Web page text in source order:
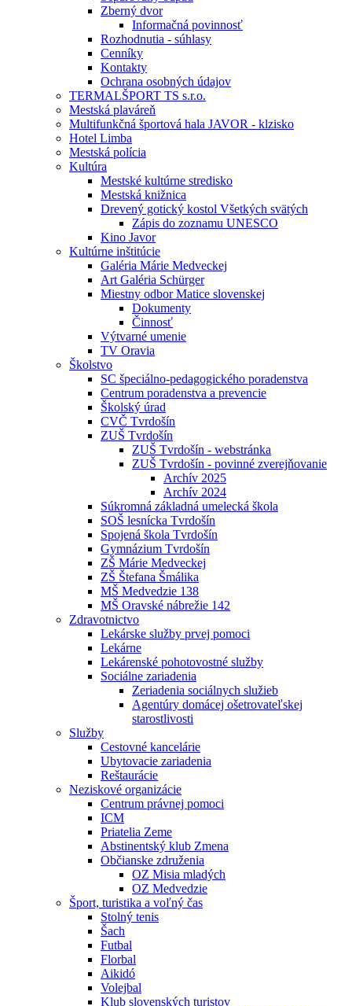
Zberný dvor
Informačná povinnosť
Rozhodnutia - súhlasy
Cenníky
Kontakty
Ochrana osobných údajov
TERMALŠPORT TS s.r.o.
Mestská plaváreň
Multifunkčná športová hala JAVOR - klzisko
Hotel Limba
Mestská polícia
Kultúra
Mestské kultúrne stredisko
Mestská knižnica
Drevený gotický kostol Všetkých svätých
Zápis do zoznamu UNESCO
Kino Javor
Kultúrne inštitúcie
Galéria Márie Medveckej
Art Galéria Schürger
Miestny odbor Matice slovenskej
Dokumenty
Činnosť
Výtvarné umenie
TV Oravia
Školstvo
SC špeciálno-pedagogického poradenstva
Centrum poradenstva a prevencie
Školský úrad
CVČ Tvrdošín
ZUŠ Tvrdošín
ZUŠ Tvrdošín - webstránka
ZUŠ Tvrdošín - povinné zverejňovanie
Archív 2025
Archív 2024
Súkromná základná umelecká škola
SOŠ lesnícka Tvrdošín
Spojená škola Tvrdošín
Gymnázium Tvrdošín
ZŠ Márie Medveckej
ZŠ Štefana Šmálika
MŠ Medvedzie 138
MŠ Oravské nábrežie 142
Zdravotnictvo
Lekárske služby prvej pomoci
Lekárne
Lekárenské pohotovostné služby
Sociálne zariadenia
Zeriadenia sociálnych služieb
Agentúry domácej ošetrovateľskej
starostlivosti
Služby
Cestovné kancelárie
Ubytovacie zariadenia
Reštaurácie
Neziskové organizácie
Centrum právnej pomoci
ICM
Priatelia Zeme
Abstinentský klub Zmena
Občianske združenia
OZ Misia mladých
OZ Medvedzie
Šport, turistika a voľný čas
Stolný tenis
Šach
Futbal
Florbal
Aikidó
Volejbal
Klub slovenských turistov